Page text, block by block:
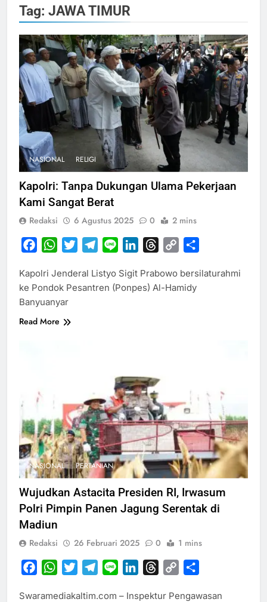
Tag: JAWA TIMUR
NASIONAL RELIGI
Kapolri: Tanpa Dukungan Ulama Pekerjaan
Kami Sangat Berat
Redaksi 6 Agustus 2025 0 2 mins
FacebookWhatsApp
TwitterTelegram
Line LinkedInThreads
Copy
Kapolri Jenderal Listyo Sigit Prabowo bersilaturahmi
ke Pondok Pesantren (Ponpes) Al-Hamidy
Banyuanyar
Read More
NASIONAL PERTANIAN
Wujudkan Astacita Presiden RI, Irwasum
Polri Pimpin Panen Jagung Serentak di
Madiun
Redaksi 26 Februari 2025 0 1 mins
FacebookWhatsApp
TwitterTelegram
Line LinkedInThreads
Copy
Swaramediakaltim.com – Inspektur Pengawasan